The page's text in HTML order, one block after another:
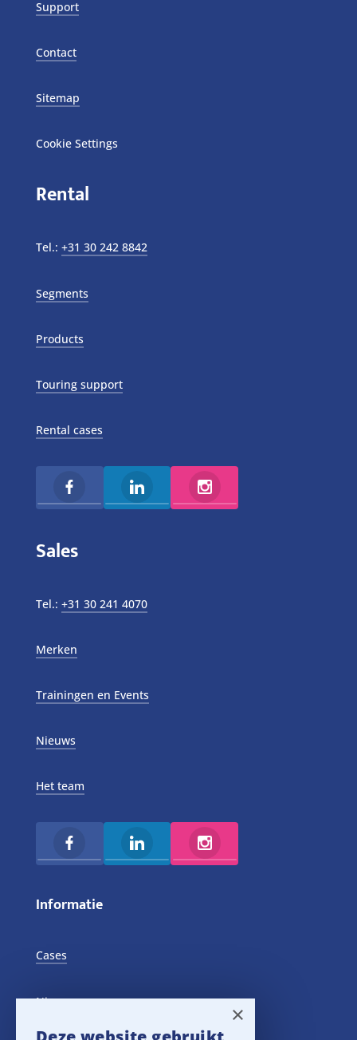
Support
Contact
Sitemap
Cookie Settings
Rental
Tel.: +31 30 242 8842
Segments
Products
Touring support
Rental cases
Sales
Tel.: +31 30 241 4070
Merken
Trainingen en Events
Nieuws
Het team
Informatie
Cases
Nieuws
×